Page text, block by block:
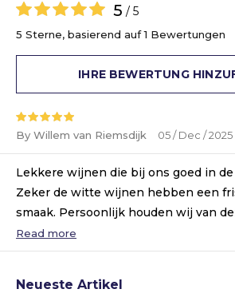
5 / 5
5 Sterne, basierend auf 1 Bewertungen
IHRE BEWERTUNG
By Willem van Riemsdijk 05 / Dec / 2025
Lekkere wijnen die bij ons goed in de
Zeker de witte wijnen hebben een
smaak. Persoonlijk houden wij van
wijnproefpakketten met verschillende
Read more
Neueste Artikel